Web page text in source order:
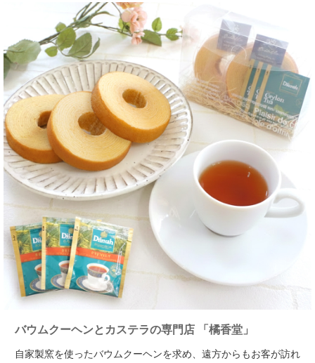
バウムクーヘンと カステラの専門店 「橘香堂」
自家製窯を使ったバウムクーヘンを求め、遠方からもお客が訪れ